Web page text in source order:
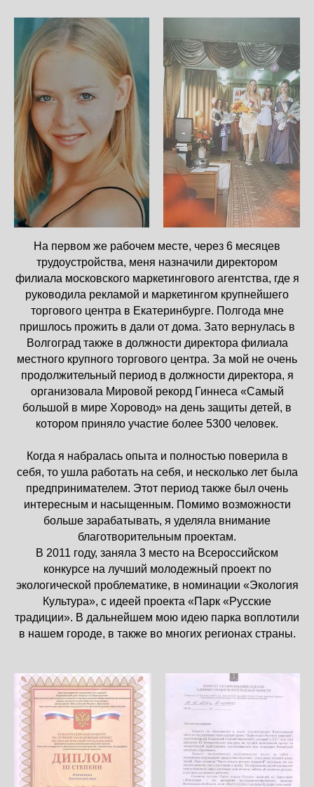
На первом же рабочем месте, через 6 месяцев
трудоустройства, меня назначили директором
филиала московского маркетингового агентства, где я
руководила рекламой и маркетингом крупнейшего
торгового центра в Екатеринбурге. Полгода мне
пришлось прожить в дали от дома. Зато вернулась в
Волгоград также в должности директора филиала
местного крупного торгового центра. За мой не очень
продолжительный период в должности директора, я
организовала Мировой рекорд Гиннеса «Самый
большой в мире Хоровод» на день защиты детей, в
котором приняло участие более 5300 человек.
Когда я набралась опыта и полностью поверила в
себя, то ушла работать на себя, и несколько лет была
предпринимателем. Этот период также был очень
интересным и насыщенным. Помимо возможности
больше зарабатывать, я уделяла внимание
благотворительным проектам.
В 2011 году, заняла 3 место на Всероссийском
конкурсе на лучший молодежный проект по
экологической проблематике, в номинации «Экология
Культура», с идеей проекта «Парк «Русские
традиции». В дальнейшем мою идею парка воплотили
в нашем городе, в также во многих регионах страны.